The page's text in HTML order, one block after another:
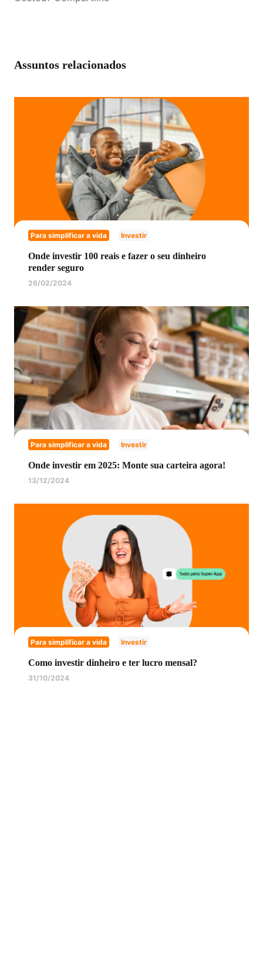
Assuntos relacionados
Para simplificar a vida Investir
Onde investir 100 reais e fazer o seu dinheiro
render seguro
26/02/2024
Para simplificar a vida Investir
Onde investir em 2025: Monte sua carteira agora!
13/12/2024
Para simplificar a vida Investir
Como investir dinheiro e ter lucro mensal?
31/10/2024